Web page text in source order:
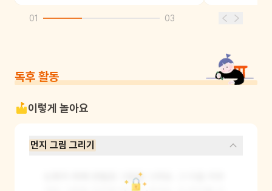
01 03
독후 활동
이렇게 놀아요
먼지 그림 그리기
도화지 위에 연필로 그림을 그려요. 그 다음 지우